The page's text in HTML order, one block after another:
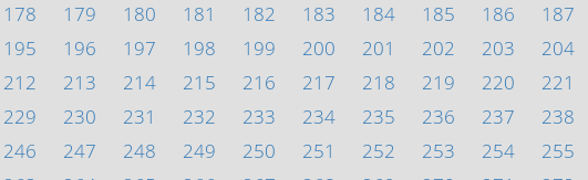
178 179 180 181 182 183 184 185 186 187
195 196 197 198 199 200 201 202 203 204
212 213 214 215 216 217 218 219 220 221
229 230 231 232 233 234 235 236 237 238
246 247 248 249 250 251 252 253 254 255